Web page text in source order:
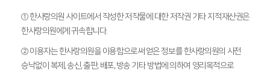
① 한사랑의원 사이트에서 작성한 저작물에 대한 저작권 기타 지적재산권은
한사랑의원에게 귀속합니다.
② 이용자는 한사랑의원을 이용함으로써 얻은 정보를 한사랑의원의 사전
승낙없이 복제, 송신, 출판, 배포, 방송 기타 방법에 의하여 영리목적으로